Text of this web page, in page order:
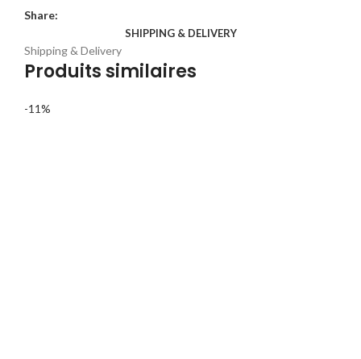
Share:
SHIPPING & DELIVERY
Shipping & Delivery
Produits similaires
-11%